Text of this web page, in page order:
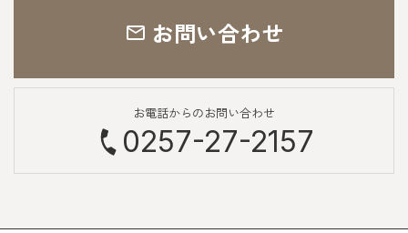
お問い合わせ
お電話からのお問い合わせ
0257-27-2157